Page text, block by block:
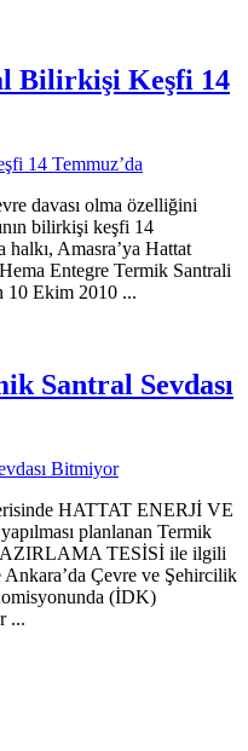
Bilirkişi Keşfi 14
davası olma özelliğini
bilirkişi keşfi 14
halkı, Amasra’ya Hattat
Entegre Termik Santrali
10 Ekim 2010 ...
Santral Sevdası
HATTAT ENERJİ VE
planlanan Termik
TESİSİ ile ilgili
Ankara’da Çevre ve Şehircilik
(İDK)
...